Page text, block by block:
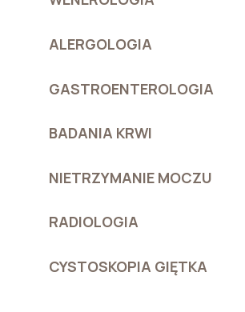
ALERGOLOGIA
GASTROENTEROLOGIA
BADANIA KRWI
NIETRZYMANIE MOCZU
RADIOLOGIA
CYSTOSKOPIA GIĘTKA